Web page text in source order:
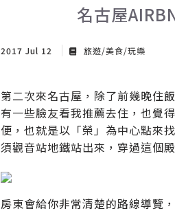
名古屋
2017 Jul 12 旅遊/美食/玩樂
第二次來名古屋，除了前幾晚住
有一些臉友看我推薦去住，也覺
便，也就是以「榮」為中心點來
須觀音站地鐵站出來，穿過這個
房東會給你非常清楚的路線導覽